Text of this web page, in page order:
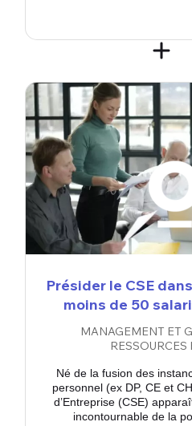
Présider le CSE
moins de 50
MANAGEMENT ET
RESSOURCES
Né de la fusion des
personnel (ex DP, CE et
d’Entreprise (CSE)
incontournable de la